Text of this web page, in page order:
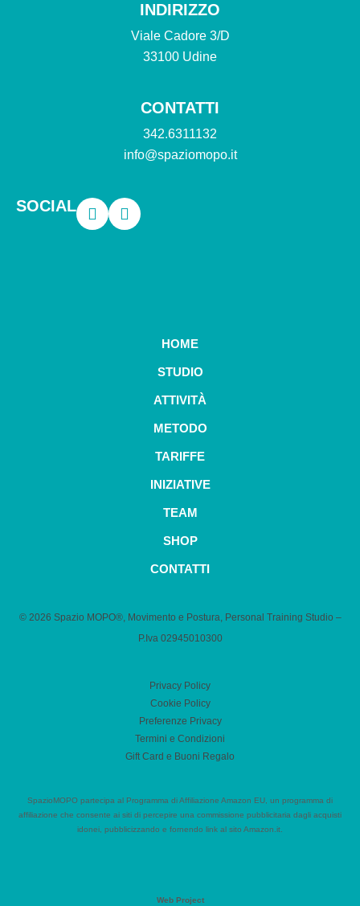
INDIRIZZO
Viale Cadore 3/D
33100 Udine
CONTATTI
342.6311132
info@spaziomopo.it
SOCIAL
HOME
STUDIO
ATTIVITÀ
METODO
TARIFFE
INIZIATIVE
TEAM
SHOP
CONTATTI
© 2026 Spazio MOPO®, Movimento e Postura, Personal Training Studio –
P.Iva 0​2945010300
Privacy Policy
Cookie Policy
Preferenze Privacy
Termini e Condizioni
Gift Card e Buoni Regalo
SpazioMOPO partecipa al Programma di Affiliazione Amazon EU, un programma di
affiliazione che consente ai siti di percepire una commissione pubblicitaria dagli acquisti
idonei, pubblicizzando e fornendo link al sito Amazon.it.
Web Project